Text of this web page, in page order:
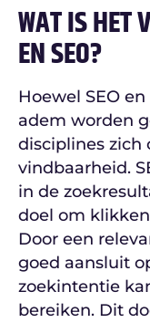
WAT IS HET
EN SEO?
Hoewel SEO
adem worden
disciplines zich
vindbaarheid.
in de
doel om
Door een
goed aansluit
zoekintentie
bereiken. Dit